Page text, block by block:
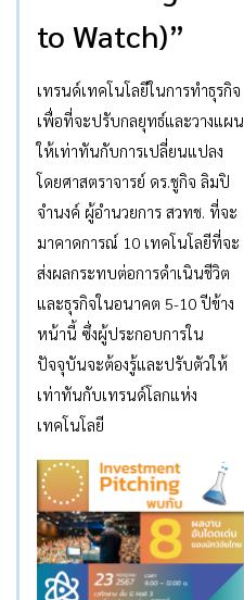
to Watch)”
เทรนด์เทคโนโลยีในการทำธุรกิจ
เพื่อที่จะปรับกลยุทธ์และวางแผน
ให้เท่าทันกับการเปลี่ยนแปลง
โดยศาสตราจารย์ ดร.ชูกิจ ลิมปิ
จำนงค์ ผู้อำนวยการ สวทช. ที่จะ
มาคาดการณ์ 10 เทคโนโลยีที่จะ
ส่งผลกระทบต่อการดำเนินชีวิต
และธุรกิจในอนาคต 5-10 ปีข้าง
หน้านี้ ซึ่งผู้ประกอบการใน
ปัจจุบันจะต้องรู้และปรับตัวให้
เท่าทันกับเทรนด์โลกแห่ง
เทคโนโลยี